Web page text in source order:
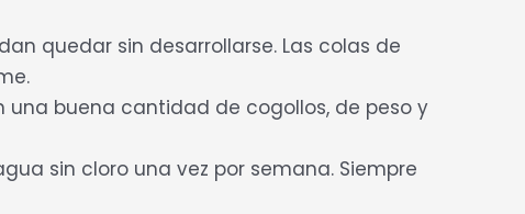
quedar sin desarrollarse. Las colas de
una buena cantidad de cogollos, de peso y
sin cloro una vez por semana. Siempre